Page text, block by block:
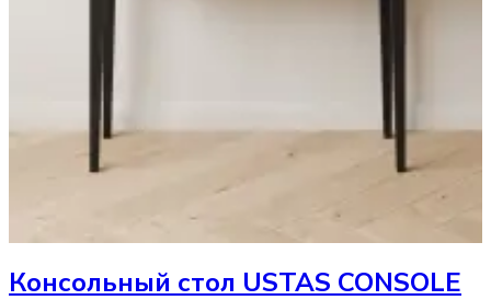
Консольный стол USTAS CONSOLE